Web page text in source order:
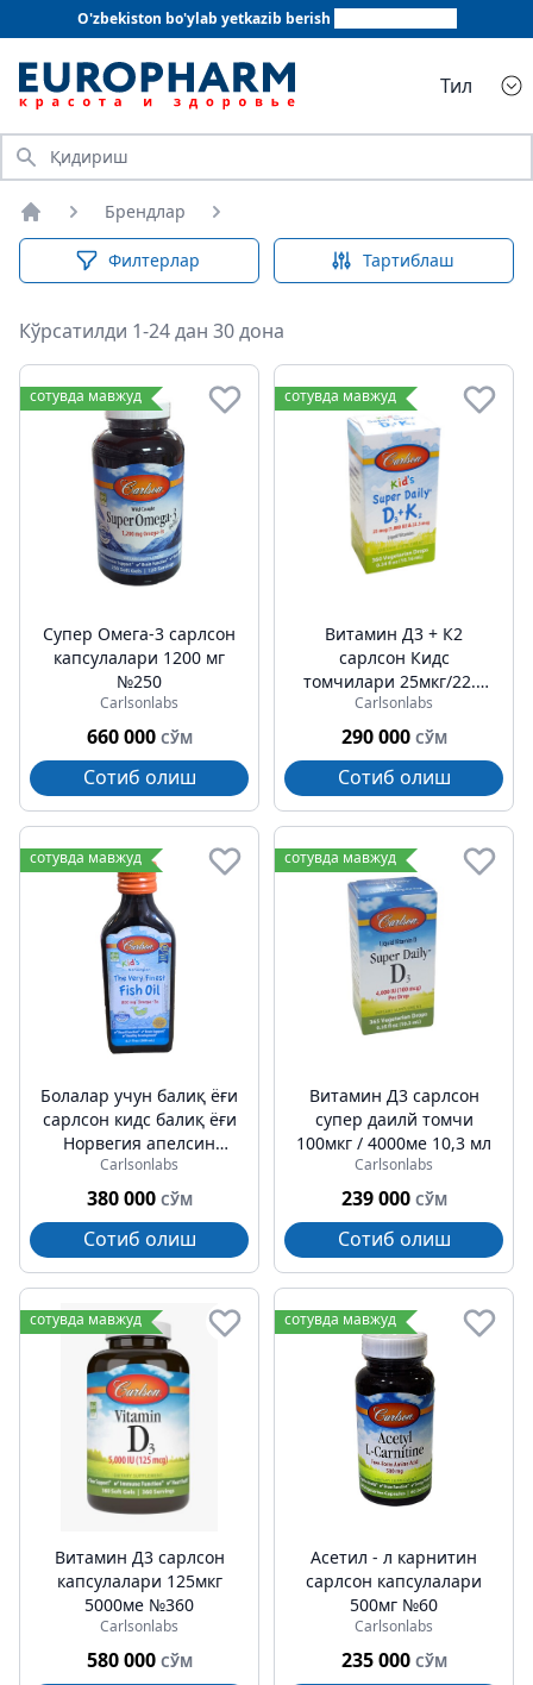
O'zbekiston bo'ylab yetkazib berish
Тил
Қидириш
Бош саҳифа
Брендлар
Филтерлар Тартиблаш
Кўрсатилди 1-24 дан 30 дона
сотувда мавжуд
Супер Омега-3 cарлсон
капсулалари 1200 мг
№250
Carlsonlabs
660 000 СЎМ
Сотиб олиш
сотувда мавжуд
Витамин Д3 + К2
cарлсон Кидс
томчилари 25мкг/22.5
мкг 1000ме 30мл
Carlsonlabs
290 000 СЎМ
Сотиб олиш
сотувда мавжуд
Болалар учун балиқ ёғи
cарлсон кидс балиқ ёғи
Норвегия апелсин
800мг 200мл
Carlsonlabs
380 000 СЎМ
Сотиб олиш
сотувда мавжуд
Витамин Д3 cарлсон
супер даилй томчи
100мкг / 4000ме 10,3 мл
Carlsonlabs
239 000 СЎМ
Сотиб олиш
сотувда мавжуд
Витамин Д3 cарлсон
капсулалари 125мкг
5000ме №360
Carlsonlabs
580 000 СЎМ
сотувда мавжуд
Асетил - л карнитин
cарлсон капсулалари
500мг №60
Carlsonlabs
235 000 СЎМ